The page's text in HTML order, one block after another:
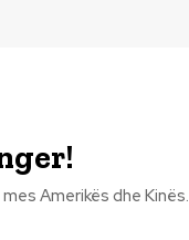
Amerikës dhe Kinës.